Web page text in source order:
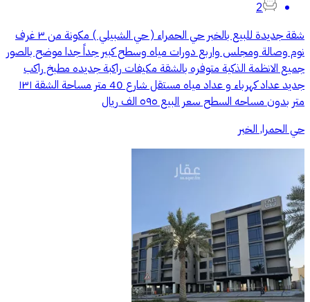
2
شقة جديدة للبيع بالخبر حي الحمراء ( حي الشبيلي ) مكونة من ٣ غرف
نوم وصالة ومجلس واربع دورات مياه وسطح كبير جداً جدا موضح بالصور
جميع الانظمة الذكية متوفره بالشقة مكيفات راكبة جديده مطبخ راكب
جديد عداد كهرباء و عداد مياه مستقل شارع 40 متر مساحة الشقة ١٣١
متر بدون مساحه السطح سعر البيع ٥٩٥ الف ريال
حي الحمرا, الخبر